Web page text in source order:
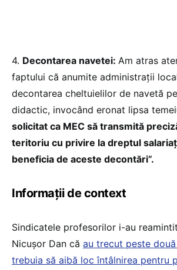
4.⁠ ⁠ Decontarea navetei: Am atras
faptului că anumite administrații
decontarea cheltuielilor de navetă
didactic, invocând eronat lipsa
solicitat ca MEC să transmită
teritoriu cu privire la dreptul
beneficia de aceste decontări”.
Informații de context
Sindicatele profesorilor i-au
Nicușor Dan că au trecut peste
trebuia să aibă loc întâlnirea pentru